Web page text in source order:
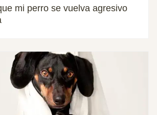
mi perro se vuelva agresivo